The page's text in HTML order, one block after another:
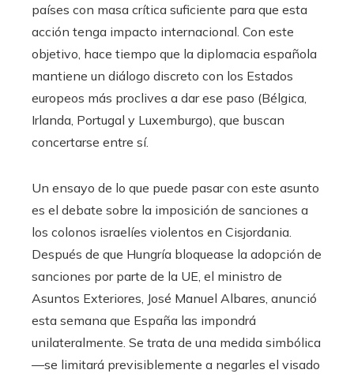
países con masa crítica suficiente para que esta
acción tenga impacto internacional. Con este
objetivo, hace tiempo que la diplomacia española
mantiene un diálogo discreto con los Estados
europeos más proclives a dar ese paso (Bélgica,
Irlanda, Portugal y Luxemburgo), que buscan
concertarse entre sí.
Un ensayo de lo que puede pasar con este asunto
es el debate sobre la imposición de sanciones a
los colonos israelíes violentos en Cisjordania.
Después de que Hungría bloquease la adopción de
sanciones por parte de la UE, el ministro de
Asuntos Exteriores, José Manuel Albares, anunció
esta semana que España las impondrá
unilateralmente. Se trata de una medida simbólica
—se limitará previsiblemente a negarles el visado